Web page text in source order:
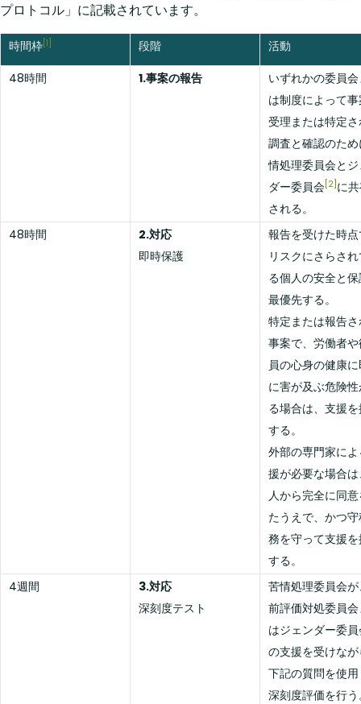
プロトコル」に記載されています。
時間枠 [1] 段階
活動
48時間
1.事案の報告
いずれかの委員
は制度によって
受理または特定
調査と確認のた
情処理委員会と
ダー委員会 [2] に
される。
48時間
2.対応
即時保護
報告を受けた時
リスクにさらさ
る個人の安全と
最優先する。
特定または報告
事案で、労働者
員の心身の健康
に害が及ぶ危険
る場合は、支援
する。
外部の専門家に
援が必要な場合
人から完全に同
たうえで、かつ
務を守って支援
する。
4週間
3.対応
深刻度テスト
苦情処理委員会
前評価対処委員
はジェンダー委
の支援を受けな
下記の質問を使
深刻度評価を行